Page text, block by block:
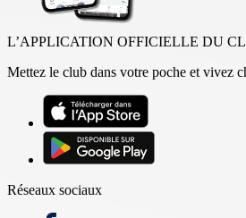
L’APPLICATION OFFICIELLE DU
Mettez le club dans votre poche et vivez
Réseaux sociaux